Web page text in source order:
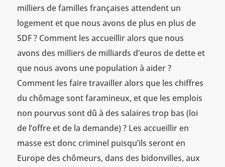
milliers de familles françaises attendent un
logement et que nous avons de plus en plus de
SDF ? Comment les accueillir alors que nous
avons des milliers de milliards d’euros de dette et
que nous avons une population à aider ?
Comment les faire travailler alors que les chiffres
du chômage sont faramineux, et que les emplois
non pourvus sont dû à des salaires trop bas (loi
de l’offre et de la demande) ? Les accueillir en
masse est donc criminel puisqu’ils seront en
Europe des chômeurs, dans des bidonvilles, aux